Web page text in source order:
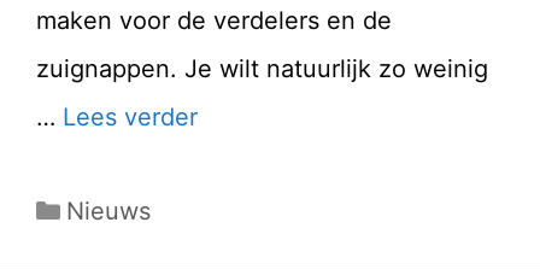
maken voor de verdelers en de
zuignappen. Je wilt natuurlijk zo weinig
… Lees verder
Categorieën
Nieuws